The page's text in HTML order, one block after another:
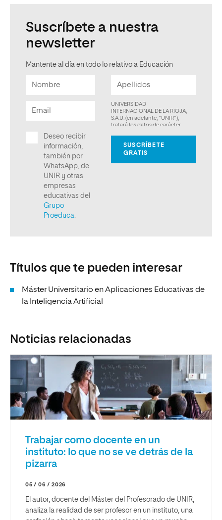
Suscríbete a nuestra
newsletter
Mantente al día en todo lo relativo a Educación
Títulos que te pueden interesar
Máster Universitario en Aplicaciones Educativas de
la Inteligencia Artificial
Noticias relacionadas
Trabajar como docente en un
instituto: lo que no se ve detrás de la
pizarra
05 / 06 / 2026
El autor, docente del Máster del Profesorado de UNIR,
analiza la realidad de ser profesor en un instituto, una